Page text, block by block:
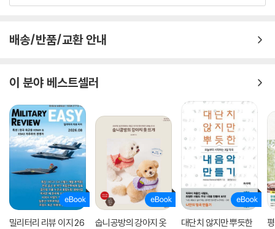
배송/반품/교환 안내
이 분야 베스트셀러
밀리터리 리뷰 이지 26
숩니공방의 강아지 옷
대단치 않지만 뿌듯한